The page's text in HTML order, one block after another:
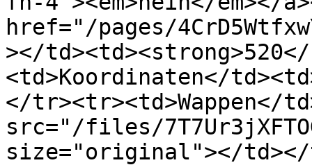
href="/pages/
></
<td>Koordinaten</
</tr><tr><td>Wappen</
src="/files/
size="original"></